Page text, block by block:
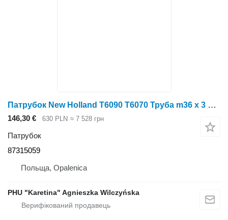
Патрубок New Holland T6090 T6070 Труба m36 x 3 87315059 до трактора New Holland T6090 T6070
146,30 € 630 PLN ≈ 7 528 грн
Патрубок
87315059
Польща, Opalenica
PHU "Karetina" Agnieszka Wilczyńska